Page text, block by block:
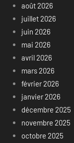
août 2026
juillet 2026
juin 2026
mai 2026
avril 2026
mars 2026
février 2026
janvier 2026
décembre 2025
novembre 2025
octobre 2025